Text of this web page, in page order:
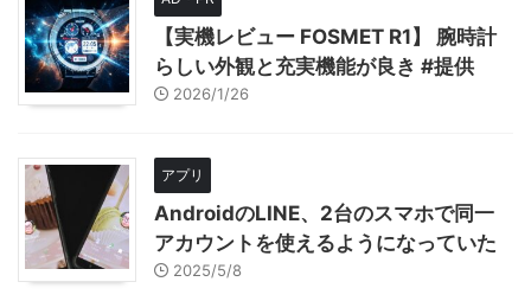
【実機レビュー FOSMET R1】 腕時計
らしい外観と充実機能が良き #提供
2026/1/26
アプリ
AndroidのLINE、2台のスマホで同一
アカウントを使えるようになっていた
2025/5/8